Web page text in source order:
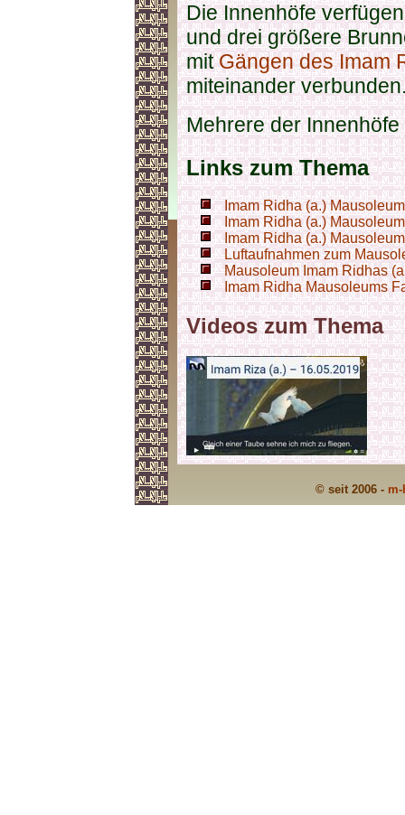
Die Innenhöfe
und drei größere
mitGängen des Imam
miteinander
Mehrere der
Links zum Thema
Imam Ridha (a.)
Imam Ridha (a.)
Imam Ridha (a.)
Luftaufnahmen zum
Mausoleum Imam Ridhas
Imam Ridha Mausoleums
Videos zum Thema
© seit 2006 -